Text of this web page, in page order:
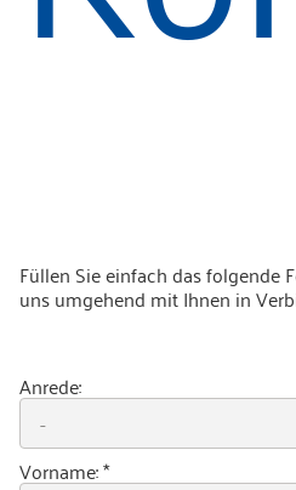
Füllen Sie einfach das folgende
uns umgehend mit Ihnen in
Anrede:
Vorname:*